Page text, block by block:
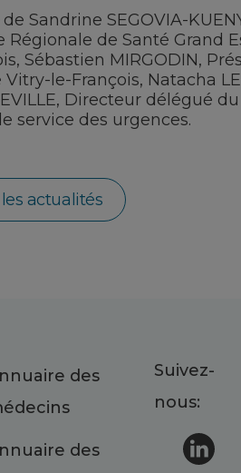
Sandrine SEGOVIA-
Régionale de Santé Grand
Sébastien MIRGODIN,
Vitry-le-François, Natacha
Directeur délégué
service des urgences.
actualités
des
des
Suivez-
nous: